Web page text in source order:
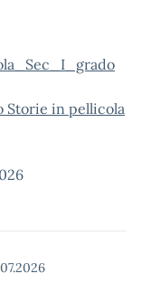
Storie in pellicola